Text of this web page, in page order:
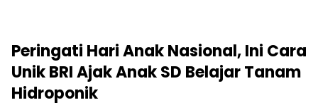
Peringati Hari Anak Nasional, Ini Cara
Unik BRI Ajak Anak SD Belajar Tanam
Hidroponik